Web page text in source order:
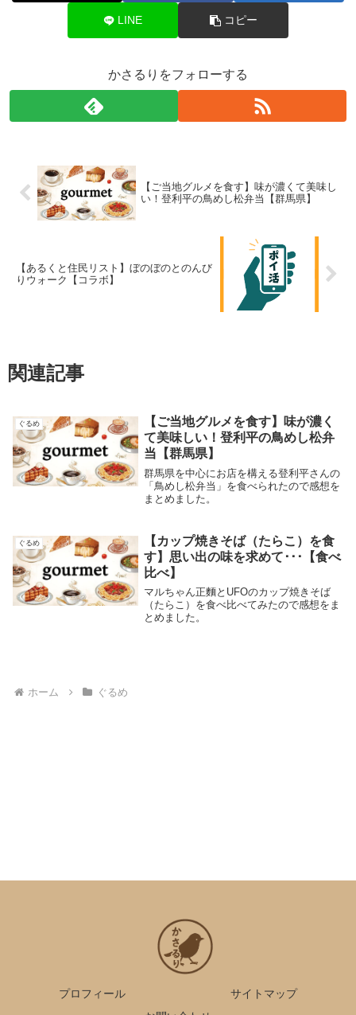
LINE コピー
かさるりをフォローする
【ご当地グルメを食す】味が濃くて美味し
い！登利平の鳥めし松弁当【群馬県】
【あるくと住民リスト】ぼのぼのとのんび
りウォーク【コラボ】
関連記事
ぐるめ
【ご当地グルメを食す】味が濃く
て美味しい！登利平の鳥めし松弁
当【群馬県】
群馬県を中心にお店を構える登利平さんの
「鳥めし松弁当」を食べられたので感想を
まとめました。
ぐるめ
【カップ焼きそば（たらこ）を食
す】思い出の味を求めて･･･【食べ
比べ】
マルちゃん正麵とUFOのカップ焼きそば
（たらこ）を食べ比べてみたので感想をま
とめました。
ホーム ぐるめ
プロフィール
サイトマップ